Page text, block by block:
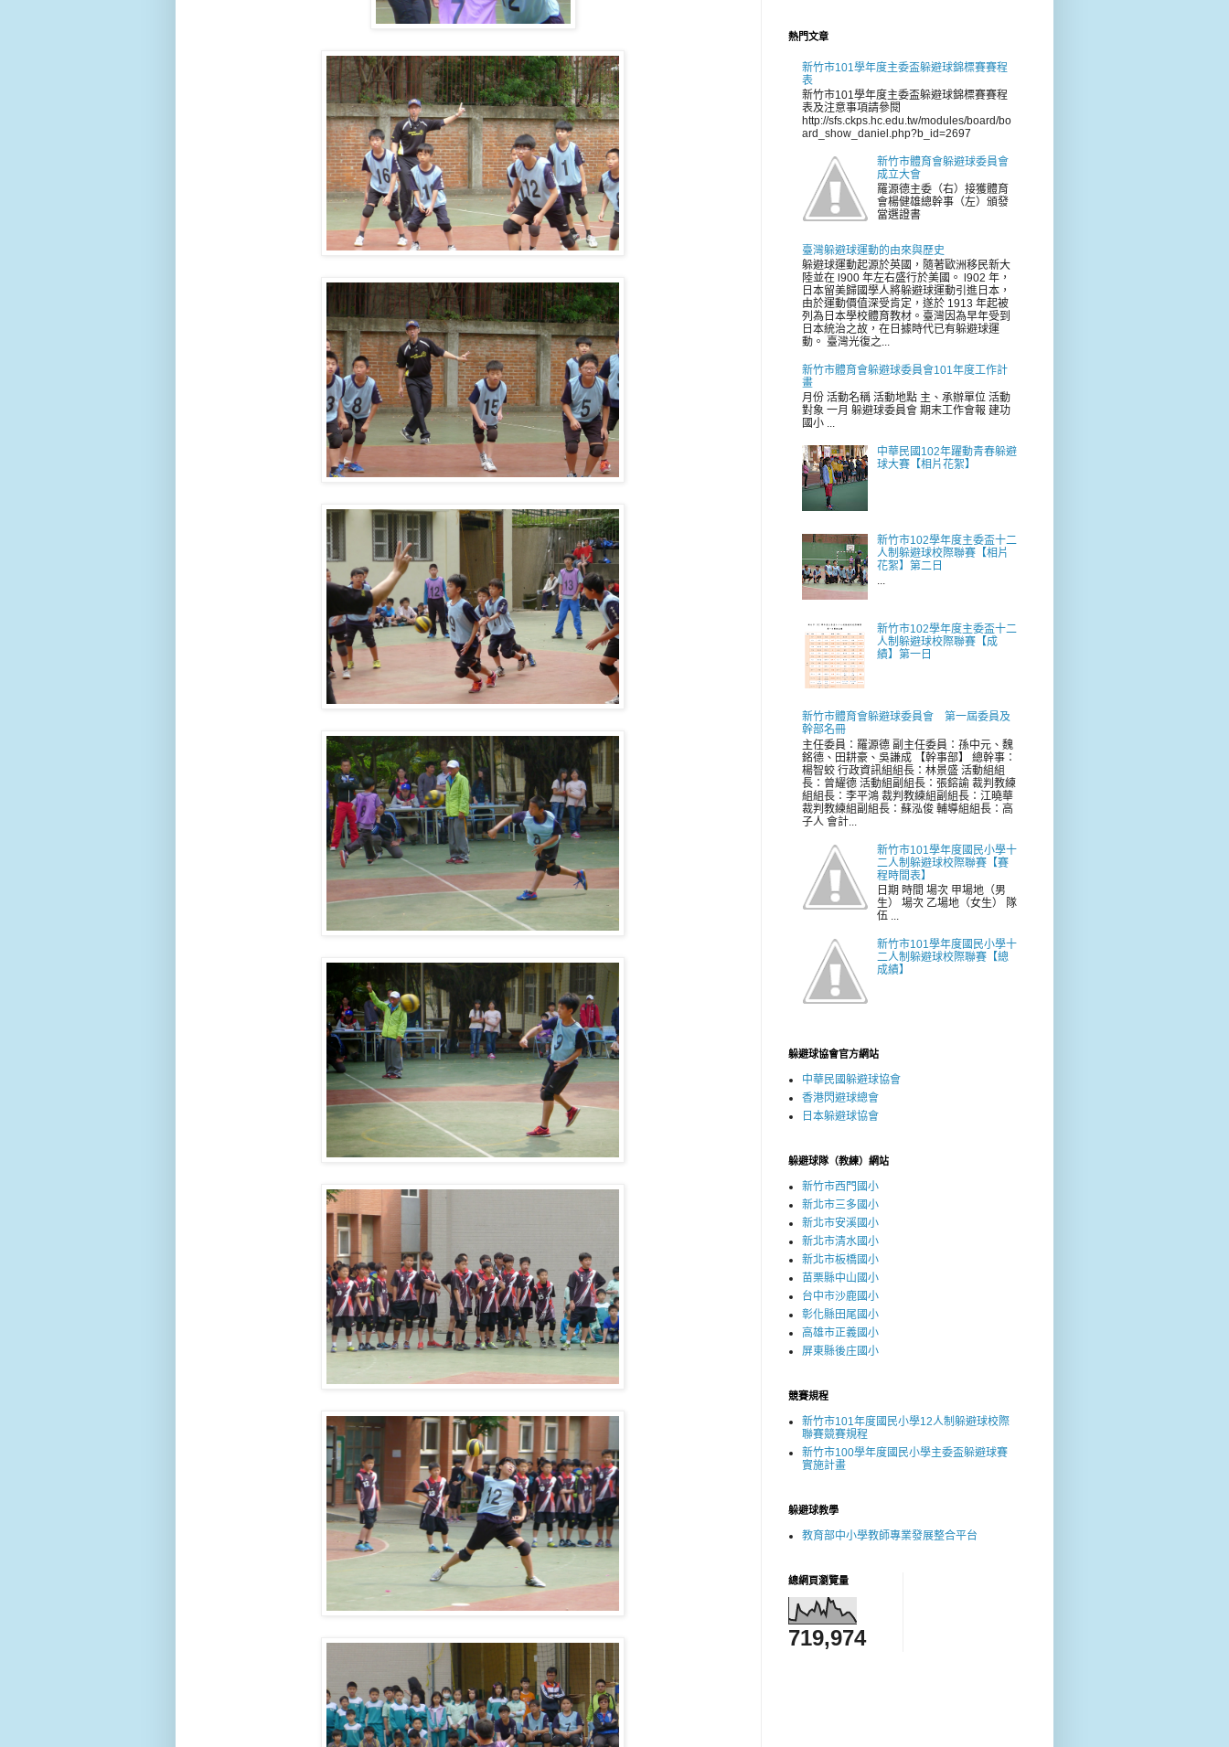
熱門文章
新竹市101學年度主委盃躲避球錦標賽賽程
表
新竹市101學年度主委盃躲避球錦標賽賽程
表及注意事項請參閱
http://sfs.ckps.hc.edu.tw/modules/board/bo
ard_show_daniel.php?b_id=2697
新竹市體育會躲避球委員會
成立大會
羅源德主委（右）接獲體育
會楊健雄總幹事（左）頒發
當選證書
臺灣躲避球運動的由來與歷史
躲避球運動起源於英國，隨著歐洲移民新大
陸並在 l900 年左右盛行於美國。 l902 年，
日本留美歸國學人將躲避球運動引進日本，
由於運動價值深受肯定，遂於 1913 年起被
列為日本學校體育教材。臺灣因為早年受到
日本統治之故，在日據時代已有躲避球運
動。 臺灣光復之...
新竹市體育會躲避球委員會101年度工作計
畫
月份 活動名稱 活動地點 主、承辦單位 活動
對象 一月 躲避球委員會 期末工作會報 建功
國小 ...
中華民國102年躍動青春躲避
球大賽【相片花絮】
新竹市102學年度主委盃十二
人制躲避球校際聯賽【相片
花絮】第二日
...
新竹市102學年度主委盃十二
人制躲避球校際聯賽【成
績】第一日
新竹市體育會躲避球委員會 第一屆委員及
幹部名冊
主任委員：羅源德 副主任委員：孫中元、魏
銘德、田耕豪、吳謙成 【幹事部】 總幹事：
楊智蛟 行政資訊組組長：林景盛 活動組組
長：曾耀德 活動組副組長：張鎔諭 裁判教練
組組長：李平鴻 裁判教練組副組長：江曉華
裁判教練組副組長：蘇泓俊 輔導組組長：高
子人 會計...
新竹市101學年度國民小學十
二人制躲避球校際聯賽【賽
程時間表】
日期 時間 場次 甲場地（男
生） 場次 乙場地（女生） 隊
伍 ...
新竹市101學年度國民小學十
二人制躲避球校際聯賽【總
成績】
躲避球協會官方網站
中華民國躲避球協會
香港閃避球總會
日本躲避球協會
躲避球隊（教練）網站
新竹市西門國小
新北市三多國小
新北市安溪國小
新北市清水國小
新北市板橋國小
苗栗縣中山國小
台中市沙鹿國小
彰化縣田尾國小
高雄市正義國小
屏東縣後庄國小
競賽規程
新竹市101年度國民小學12人制躲避球校際
聯賽競賽規程
新竹市100學年度國民小學主委盃躲避球賽
實施計畫
躲避球教學
教育部中小學教師專業發展整合平台
總網頁瀏覽量
719,974